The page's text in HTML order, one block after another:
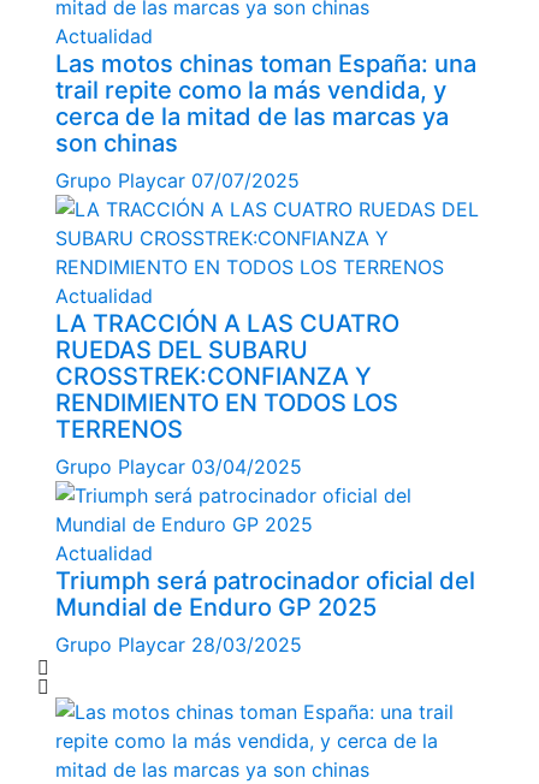
Actualidad
Las motos chinas toman España: una
trail repite como la más vendida, y
cerca de la mitad de las marcas ya
son chinas
Grupo Playcar 07/07/2025
Actualidad
LA TRACCIÓN A LAS CUATRO
RUEDAS DEL SUBARU
CROSSTREK:CONFIANZA Y
RENDIMIENTO EN TODOS LOS
TERRENOS
Grupo Playcar 03/04/2025
Actualidad
Triumph será patrocinador oficial del
Mundial de Enduro GP 2025
Grupo Playcar 28/03/2025